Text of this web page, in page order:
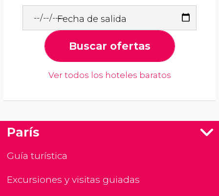
Fecha de salida
Buscar ofertas
Ver todos los hoteles baratos
París
Guía turística
Excursiones y visitas guiadas